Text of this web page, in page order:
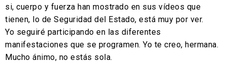
si, cuerpo y fuerza han mostrado en sus vídeos que
tienen, lo de Seguridad del Estado, está muy por ver.
Yo seguiré participando en las diferentes
manifestaciones que se programen. Yo te creo, hermana.
Mucho ánimo, no estás sola.